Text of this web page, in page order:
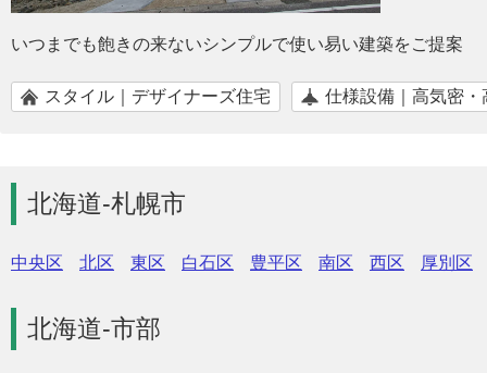
いつまでも飽きの来ないシンプルで使い易い建築をご提案
スタイル｜デザイナーズ住宅 仕様設備｜高気密・
北海道-札幌市
中央区 北区 東区 白石区 豊平区 南区 西区 厚別区
北海道-市部